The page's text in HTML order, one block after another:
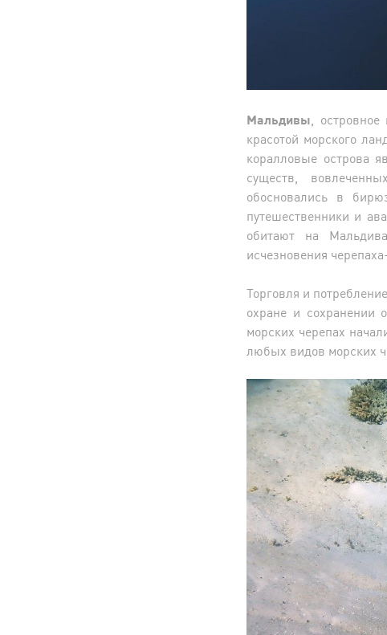
Мальдивы, островное
красотой морского
коралловые острова
существ,
обосновались в
путешественники и
обитают на
исчезновения
Торговля и
охране и сохранении
морских черепах
любых видов морских